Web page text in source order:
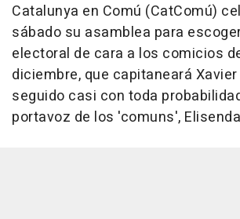
Catalunya en Comú (CatComú)
sábado su asamblea para
electoral de cara a los comicios
diciembre, que capitaneará
seguido casi con toda
portavoz de los 'comuns',